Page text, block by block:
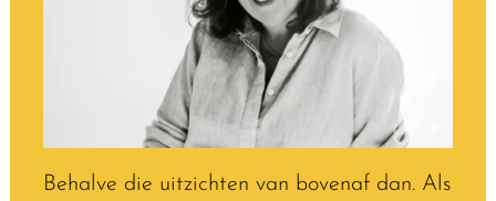
Behalve die uitzichten van bovenaf dan. Als